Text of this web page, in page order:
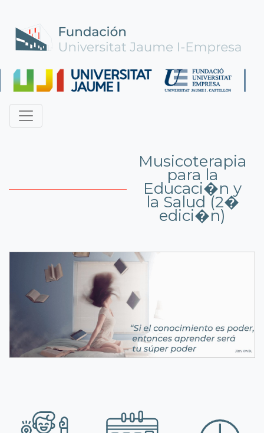
Musicoterapia
para la
Educaci�n y
la Salud (2�
edici�n)